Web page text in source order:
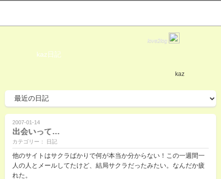
love2log
kaz日記
kaz
2007-01-14
出会いって…
カテゴリー： 日記
他のサイトはサクラばかりで何が本当か分からない！この一週間一
人の人とメールしてたけど、結局サクラだったみたい。なんだか疲
れた。